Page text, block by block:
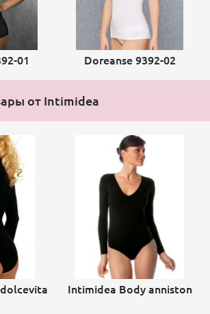
01 Doreanse 9392-02
от Intimidea
Intimidea Body anniston